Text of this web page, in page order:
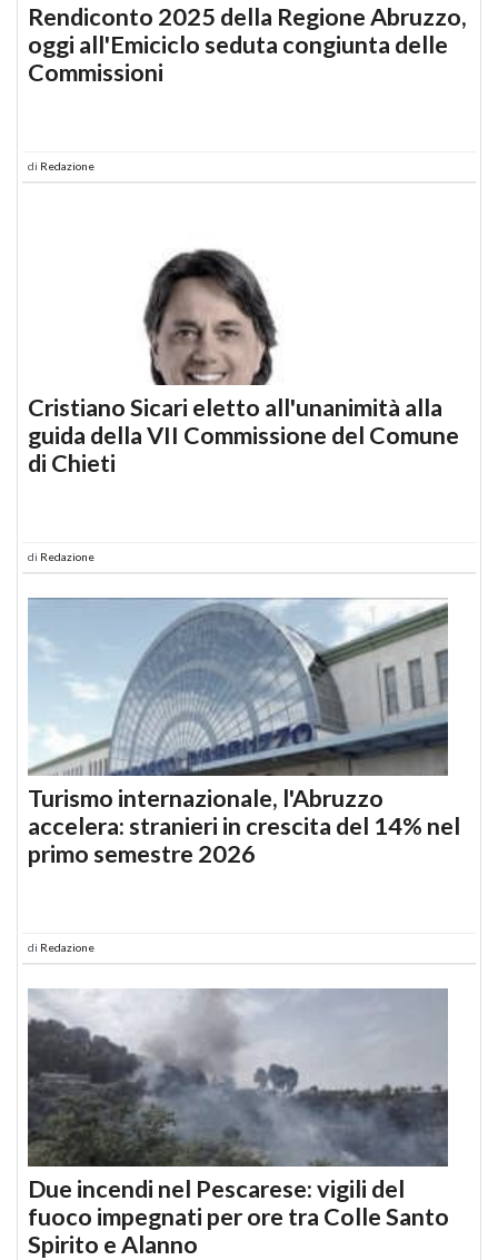
Rendiconto 2025 della Regione Abruzzo,
oggi all'Emiciclo seduta congiunta delle
Commissioni
di Redazione
Cristiano Sicari eletto all'unanimità alla
guida della VII Commissione del Comune
di Chieti
di Redazione
Turismo internazionale, l'Abruzzo
accelera: stranieri in crescita del 14% nel
primo semestre 2026
di Redazione
Due incendi nel Pescarese: vigili del
fuoco impegnati per ore tra Colle Santo
Spirito e Alanno